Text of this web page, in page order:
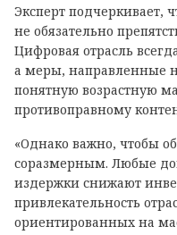
Эксперт подчеркивает,
не обязательно
Цифровая отрасль
а меры, направленные
понятную возрастную
противоправному
«Однако важно, чтобы
соразмерным. Любые
издержки снижают
привлекательность
ориентированных на